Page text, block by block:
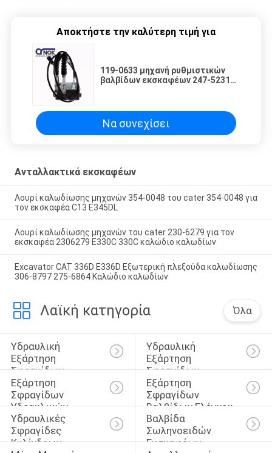
Αποκτήστε την καλύτερη τιμή για
119-0633 μηχανή ρυθμιστικών
βαλβίδων εκσκαφέων 247-5231
Να συνεχίσει
Ανταλλακτικά εκσκαφέων
Λουρί καλωδίωσης μηχανών 354-0048 του cater 354-0048 για
τον εκσκαφέα C13 E345DL
Λουρί καλωδίωσης μηχανών του cater 230-6279 για τον
εκσκαφέα 2306279 E330C 330C καλώδιο καλωδίων
Excavator CAT 336D E336D Εξωτερική πλεξούδα καλωδίωσης
306-8797 275-6864 Καλώδιο καλωδίων
Λαϊκή κατηγορία Όλα
Υδραυλική
Εξάρτηση
Σφραγίδων
Κυλίνδρων
Υδραυλική
Εξάρτηση
Σφραγίδων
Διακοπτών
Εξάρτηση
Σφραγίδων
Υδραυλικών
Αντλιών
Εξάρτηση
Σφραγίδων
Βαλβίδων Ελέγχου
Υδραυλικές
Σφραγίδες
Κυλίνδρων
Βαλβίδα
Σωληνοειδών
Εκσκαφέων